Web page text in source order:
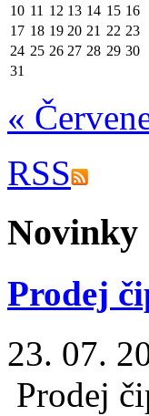
10 11 12 13 14 15 16
17 18 19 20 21 22 23
24 25 26 27 28 29 30
31
«
RSS
Novinky
Prodej
23. 07.
Prodej